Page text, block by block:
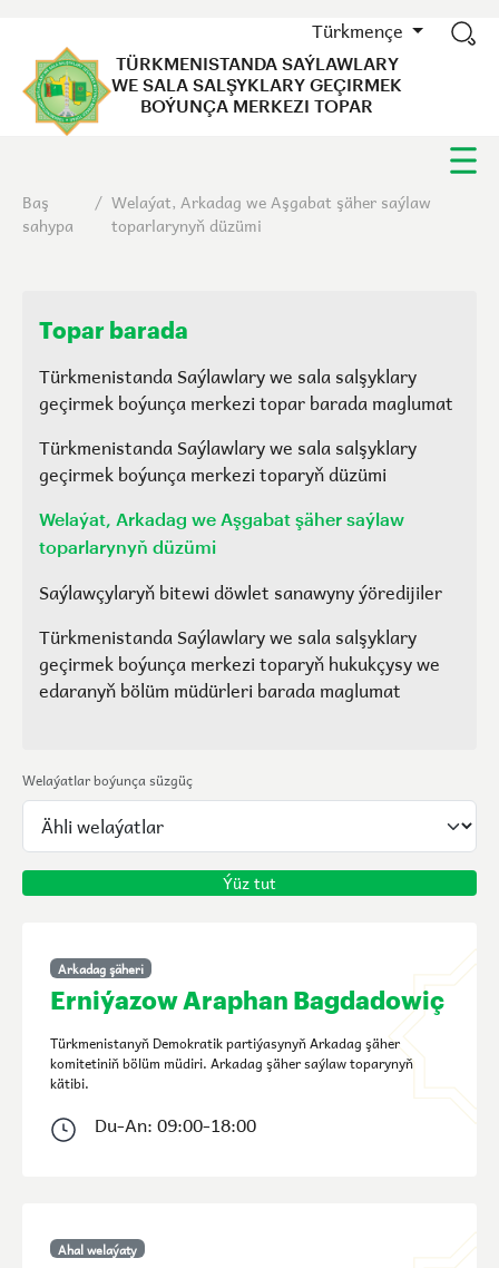
Türkmençe
TÜRKMENISTANDA SAÝLAWLARY
WE SALA SALŞYKLARY GEÇIRMEK
BOÝUNÇA MERKEZI TOPAR
Baş
sahypa
/ Welaýat, Arkadag we Aşgabat şäher saýlaw
toparlarynyň düzümi
Topar barada
Türkmenistanda Saýlawlary we sala salşyklary
geçirmek boýunça merkezi topar barada maglumat
Türkmenistanda Saýlawlary we sala salşyklary
geçirmek boýunça merkezi toparyň düzümi
Welaýat, Arkadag we Aşgabat şäher saýlaw
toparlarynyň düzümi
Saýlawçylaryň bitewi döwlet sanawyny ýöredijiler
Türkmenistanda Saýlawlary we sala salşyklary
geçirmek boýunça merkezi toparyň hukukçysy we
edaranyň bölüm müdürleri barada maglumat
Welaýatlar boýunça süzgüç
Ýüz tut
Arkadag şäheri
Erniýazow Araphan Bagdadowiç
Türkmenistanyň Demokratik partiýasynyň Arkadag şäher
komitetiniň bölüm müdiri. Arkadag şäher saýlaw toparynyň
kätibi.
Du-An: 09:00-18:00
Ahal welaýaty